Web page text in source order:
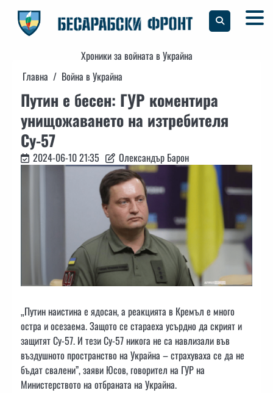
content
Хроники за войната в Украйна
Главна
Война в Украйна
Путин е бесен: ГУР коментира
унищожаването на изтребителя
Су-57
2024-06-10 21:35 Олександър Барон
„Путин наистина е ядосан, а реакцията в Кремъл е много
остра и осезаема. Защото се стараеха усърдно да скрият и
защитят Су-57. И тези Су-57 никога не са навлизали във
въздушното пространство на Украйна – страхуваха се да не
бъдат свалени”, заяви Юсов, говорител на ГУР на
Министерството на отбраната на Украйна.